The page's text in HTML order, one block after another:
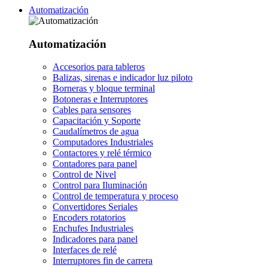
Automatización
Automatización
Accesorios para tableros
Balizas, sirenas e indicador luz piloto
Borneras y bloque terminal
Botoneras e Interruptores
Cables para sensores
Capacitación y Soporte
Caudalímetros de agua
Computadores Industriales
Contactores y relé térmico
Contadores para panel
Control de Nivel
Control para Iluminación
Control de temperatura y proceso
Convertidores Seriales
Encoders rotatorios
Enchufes Industriales
Indicadores para panel
Interfaces de relé
Interruptores fin de carrera